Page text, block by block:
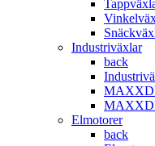
Industriväxlar
back
Elmotorer
back